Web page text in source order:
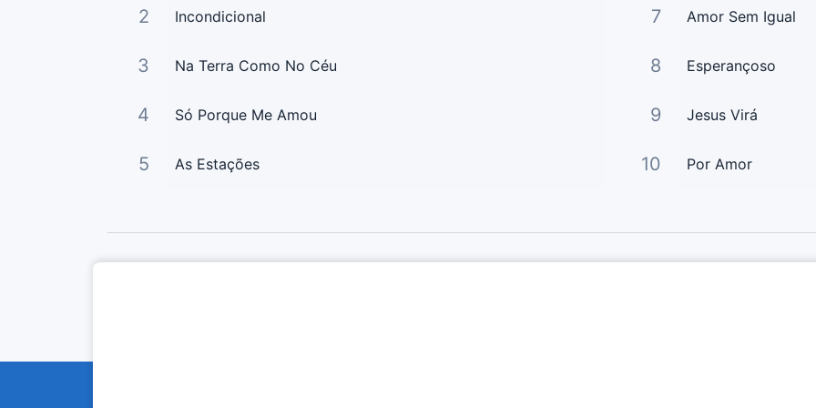
2 Incondicional
3 Na Terra Como No Céu
4 Só Porque Me Amou
5 As Estações
7 Amor Sem Igual
8 Esperançoso
9 Jesus Virá
10 Por Amor